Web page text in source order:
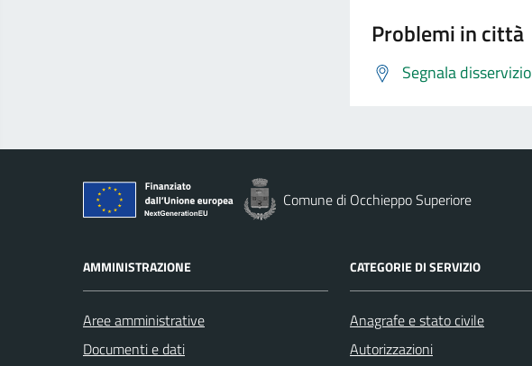
Problemi in città
Segnala disservizio
Comune di Occhieppo Superiore
AMMINISTRAZIONE
Aree amministrative
Documenti e dati
CATEGORIE DI SERVIZIO
Anagrafe e stato civile
Autorizzazioni